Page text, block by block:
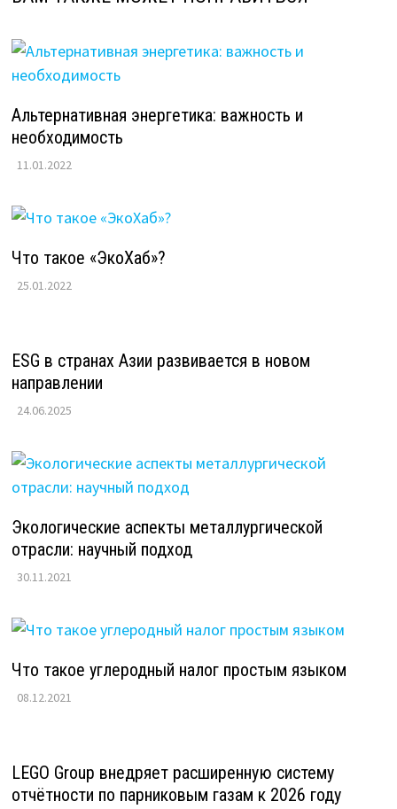
Альтернативная энергетика: важность и
необходимость
11.01.2022
Что такое «ЭкоХаб»?
25.01.2022
ESG в странах Азии развивается в новом
направлении
24.06.2025
Экологические аспекты металлургической
отрасли: научный подход
30.11.2021
Что такое углеродный налог простым языком
08.12.2021
LEGO Group внедряет расширенную систему
отчётности по парниковым газам к 2026 году